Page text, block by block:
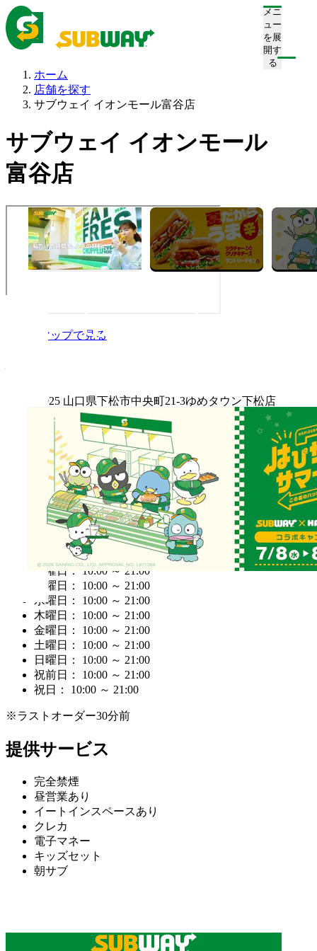
メニ
ュー
を展
開す
る
ホーム
店舗を探す
サブウェイ イオンモール富谷店
サブウェイ イオンモール
富谷店
Googleマップで見る
〒744-0025 山口県下松市中央町21-3ゆめタウン下松店
電話番号
0833-44-7422
営業時間
月曜日： 10:00 ～ 21:00
火曜日： 10:00 ～ 21:00
水曜日： 10:00 ～ 21:00
木曜日： 10:00 ～ 21:00
金曜日： 10:00 ～ 21:00
土曜日： 10:00 ～ 21:00
日曜日： 10:00 ～ 21:00
祝前日： 10:00 ～ 21:00
祝日： 10:00 ～ 21:00
※ラストオーダー30分前
提供サービス
完全禁煙
昼営業あり
イートインスペースあり
クレカ
電子マネー
キッズセット
朝サブ